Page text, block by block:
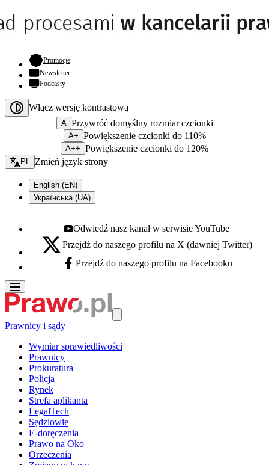
Promocje- otwiera się w nowej karcie
Newsletter
Podcasty
Włącz wersję kontrastową
A Przywróć domyślny rozmiar czcionki
A+ Powiększenie czcionki do 110%
A++ Powiększenie czcionki do 120%
Zmień język - bieżący:
PL Zmień język strony
English (EN)
Українська (UA)
Youtube - otwiera się w nowej karcie
Odwiedź nasz kanał w serwisie YouTube
X - otwiera się w nowej karcie
Przejdź do naszego profilu na X (dawniej Twitter)
Facebook - otwiera się w nowej karcie
Przejdź do naszego profilu na Facebooku
Prawnicy i sądy
Wymiar sprawiedliwości
Prawnicy
Prokuratura
Policja
Rynek
Strefa aplikanta
LegalTech
Sędziowie
E-doręczenia
Prawo na Oko
Orzeczenia